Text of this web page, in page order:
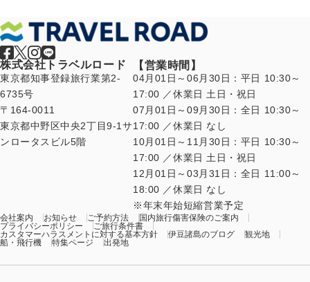
株式会社トラベルロード
東京都知事登録旅行業第2-
6735号
〒164-0011
東京都中野区中央2丁目9-1サ
ンロータスビル5階
【営業時間】
04月01日～06月30日：平日 10:30～
17:00 ／休業日 土日・祝日
07月01日～09月30日：全日 10:30～
17:00 ／休業日 なし
10月01日～11月30日：平日 10:30～
17:00 ／休業日 土日・祝日
12月01日～03月31日：全日 11:00～
18:00 ／休業日 なし
年末年始短縮営業予定
会社案内 お知らせ ご予約方法
国内旅行傷害保険のご案内
プライバシーポリシー
ご旅行条件書
カスタマーハラスメントに対する基本方針
伊豆諸島のブログ
観光地
船・飛行機
特集ページ 出発地